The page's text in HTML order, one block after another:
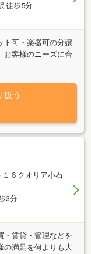
徒歩5分
ト可・楽器可の分譲
お客様のニーズに合
手伝い致しま
間も１ヶ月未満を
屋を貸したい方
、当社にご相談くだ
扱う
６クオリア小石
3分
・賃貸・管理などを
の満足を何よりも大